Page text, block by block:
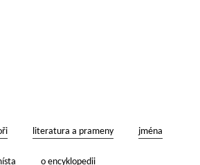
literatura a prameny jména
o encyklopedii